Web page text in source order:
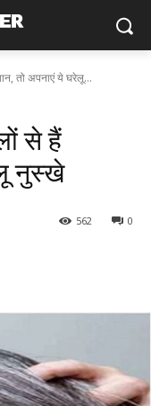
तो अपनाएं ये घरेलू...
से हैं
नुस्खे
0
562